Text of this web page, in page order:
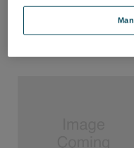
ログインして価格を確認